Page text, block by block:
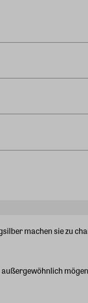
machen sie zu
außergewöhnlich